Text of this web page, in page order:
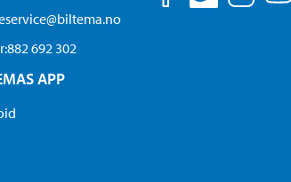
692 302
APP